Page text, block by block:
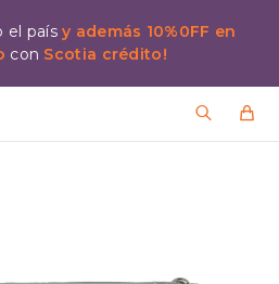
el paísy además 10%0FF en
con Scotia crédito!